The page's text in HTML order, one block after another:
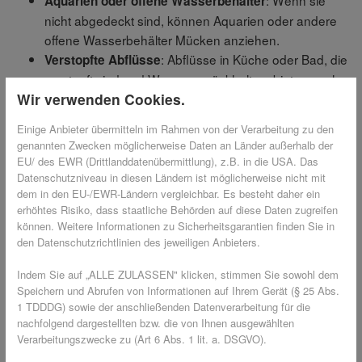
nicht abgedeckt sind, können Aquarien oder andere
offene Wasserbehälter Mücken anziehen.
Verstopfte Abflüsse: Abflüsse in Küche oder Bad, die
verstopft sind und Wasser zurückhalten, bieten auch
eine geeignete Umgebung.
Wasser verwenden oder Kondenswasser sammeln,
können ebenfalls potenzielle Brutstätten sein, wenn
sie nicht regelmäßig gereinigt werden.
Um Mückenbefall zu vermeiden, ist es wichtig, stehendes
Wasser in der Wohnung richtig zu beseitigen und
regelmäßig zu kontrollieren.
Stechen männliche oder weibliche
Mücken? 🩸
Wir verwenden Cookies.
Einige Anbieter übermitteln im Rahmen von der Verarbeitung zu den
genannten Zwecken möglicherweise Daten an Länder außerhalb der
EU/ des EWR (Drittlanddatenübermittlung), z.B. in die USA. Das
Datenschutzniveau in diesen Ländern ist möglicherweise nicht mit
dem in den EU-/EWR-Ländern vergleichbar. Es besteht daher ein
erhöhtes Risiko, dass staatliche Behörden auf diese Daten zugreifen
können. Weitere Informationen zu Sicherheitsgarantien finden Sie in
den Datenschutzrichtlinien des jeweiligen Anbieters.
Indem Sie auf „ALLE ZULASSEN" klicken, stimmen Sie sowohl dem
Speichern und Abrufen von Informationen auf Ihrem Gerät (§ 25 Abs.
1 TDDDG) sowie der anschließenden Datenverarbeitung für die
nachfolgend dargestellten bzw. die von Ihnen ausgewählten
Verarbeitungszwecke zu (Art 6 Abs. 1 lit. a. DSGVO).